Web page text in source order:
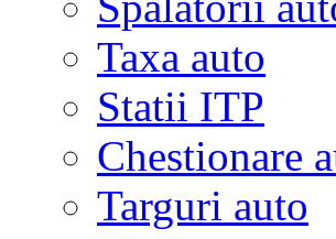
Taxa auto
Statii ITP
Chestionare
Targuri auto